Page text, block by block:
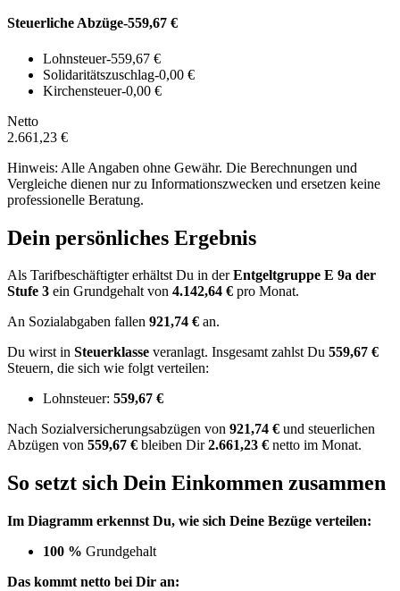
Steuerliche Abzüge-559,67 €
Lohnsteuer-559,67 €
Solidaritätszuschlag-0,00 €
Kirchensteuer-0,00 €
Netto
2.661,23 €
Hinweis: Alle Angaben ohne Gewähr. Die Berechnungen und
Vergleiche dienen nur zu Informationszwecken und ersetzen keine
professionelle Beratung.
Dein persönliches Ergebnis
Als Tarifbeschäftigter erhältst Du in derEntgeltgruppe E 9a der
Stufe 3 ein Grundgehalt von 4.142,64 € pro Monat.
An Sozialabgaben fallen 921,74 € an.
Du wirst in Steuerklasse veranlagt. Insgesamt zahlst Du 559,67 €
Steuern, die sich wie folgt verteilen:
Lohnsteuer: 559,67 €
Nach Sozialversicherungsabzügen von 921,74 € und steuerlichen
Abzügen von 559,67 € bleiben Dir2.661,23 € netto im Monat.
So setzt sich Dein Einkommen zusammen
Im Diagramm erkennst Du, wie sich Deine Bezüge verteilen:
100 % Grundgehalt
Das kommt netto bei Dir an: